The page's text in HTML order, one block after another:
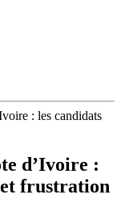
: les candidats
d’Ivoire :
frustration